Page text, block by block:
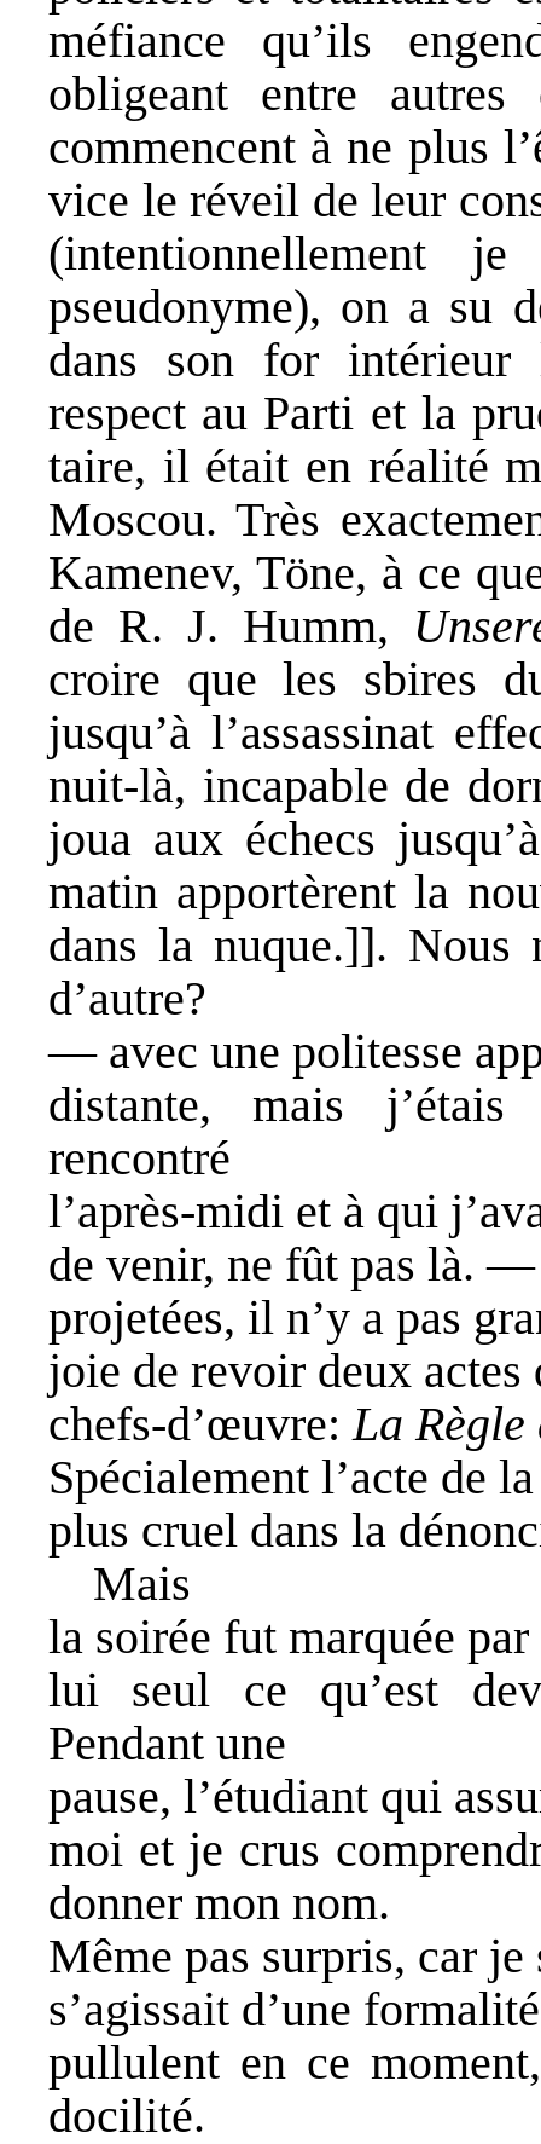
méfiance qu’ils
obligeant entre
commencent à ne plus
vice le réveil de leur
(intentionnellement
pseudonyme), on a su
dans son for intérieur
respect au Parti et la
taire, il était en réalité
Moscou. Très
Kamenev, Töne, à ce
de R. J. Humm,
croire que les sbires
jusqu’à l’assassinat
nuit-là, incapable de
joua aux échecs
matin apportèrent la
dans la nuque.]].
d’autre?
— avec une politesse
distante, mais
rencontré
l’après-midi et à qui
de venir, ne fût pas là. —
projetées, il n’y a pas
joie de revoir deux actes
chefs-d’œuvre: La
Spécialement l’acte de
plus cruel dans la
Mais
la soirée fut marquée
lui seul ce qu’est
Pendant une
pause, l’étudiant qui
moi et je crus
donner mon nom.
Même pas surpris, car
s’agissait d’une
pullulent en ce
docilité.